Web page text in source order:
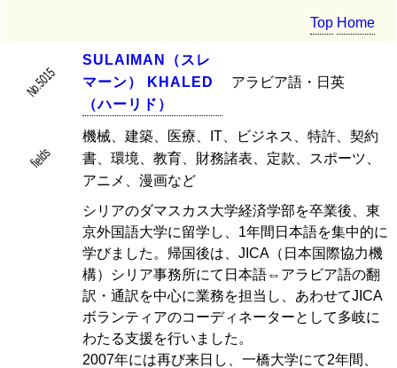
Top Home
No.5015
SU LA MA N （ ス レ
マーン） K H A L E D
（ハー リ ド ）
アラビア語・日英
fields
機械、建築、医療、IT、ビジネス、特許、契約
書、環境、教育、財務諸表、定款、スポーツ、
アニメ、漫画など
シリアのダマスカス大学経済学部を卒業後、東
京外国語大学に留学し、1年間日本語を集中的に
学びました。帰国後は、JICA（日本国際協力機
構）シリア事務所にて日本語⇔アラビア語の翻
訳・通訳を中心に業務を担当し、あわせてJICA
ボランティアのコーディネーターとして多岐に
わたる支援を行いました。
2007年には再び来日し、一橋大学にて2年間、